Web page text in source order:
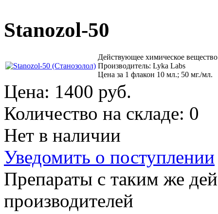
Stanozol-50
Действующее химическое
Производитель: Lyka Labs
Цена за 1 флакон 10 мл.; 50 мг./мл.
Цена: 1400 руб.
Количество на складе: 0
Нет в наличии
Уведомить о поступлении
Препараты с таким же
производителей